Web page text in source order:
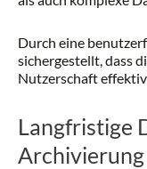
Durch eine
sichergestellt, dass
Nutzerschaft
Langfristige
Archivierung